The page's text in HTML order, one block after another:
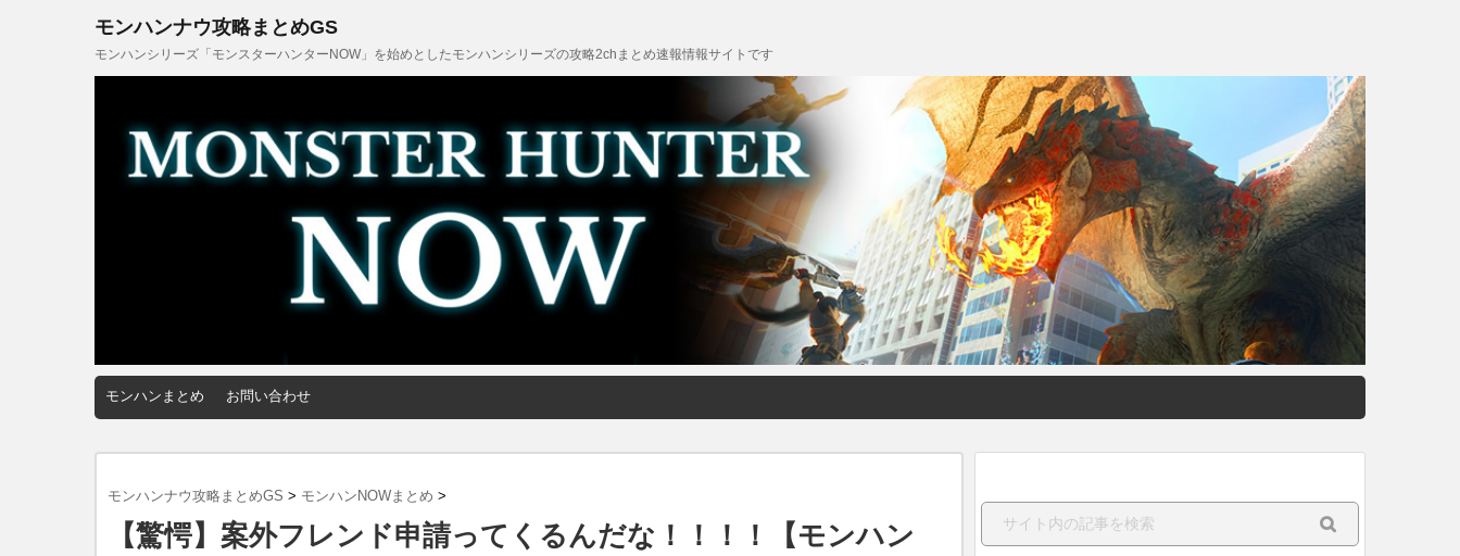
モンハンナウ攻略まとめGS
モンハンシリーズ「モンスターハンターNOW」を始めとしたモンハンシリーズの攻略2chまとめ速報情報サイトです
モンハンまとめ お問い合わせ
モンハンナウ攻略まとめGS > モンハンNOWまとめ >
【驚愕】案外フレンド申請ってくるんだな！！！！【モンハン